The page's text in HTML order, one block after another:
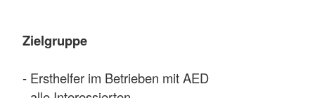
Zielgruppe
- Ersthelfer im Betrieben mit AED